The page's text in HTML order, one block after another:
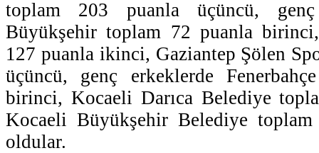
toplam 203 puanla üçüncü,
Büyükşehir toplam 72 puanla
127 puanla ikinci, Gaziantep Şölen
üçüncü, genç erkeklerde
birinci, Kocaeli Darıca Belediye
Kocaeli Büyükşehir Belediye
oldular.